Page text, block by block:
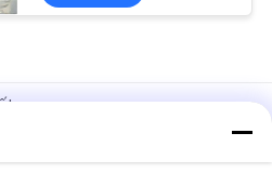
điện cho dự án nhà máy nước